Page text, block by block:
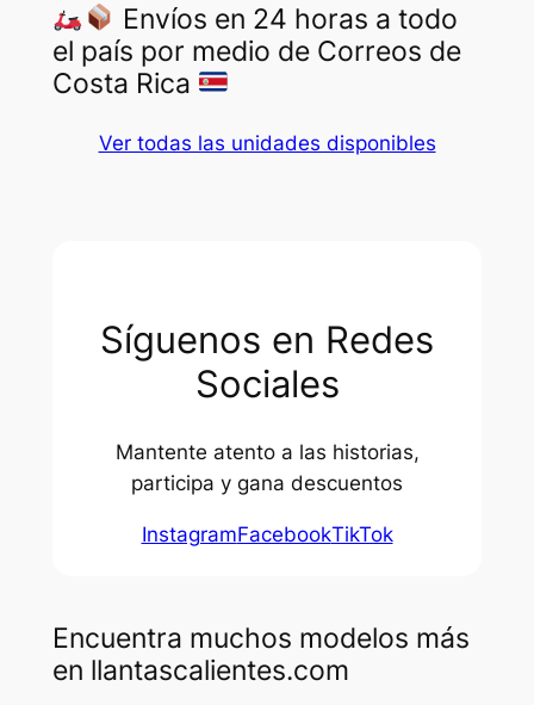
Envíos en 24 horas a todo
el país por medio de Correos de
Costa Rica
Ver todas las unidades disponibles
Síguenos en Redes
Sociales
Mantente atento a las historias,
participa y gana descuentos
InstagramFacebookTikTok
Encuentra muchos modelos más
en llantascalientes.com